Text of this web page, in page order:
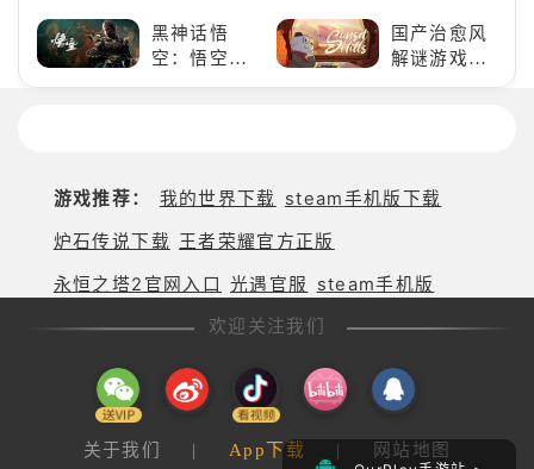
荐：体验沉
浸式解谜，
拾取遗失的
游戏，休闲
娱乐尽在手
中！
黑神话悟
空：悟空携
万钧之力归
国产治愈风
解谜游戏
《落日山
游戏推荐： 我的世界下载 steam手机版下载
炉石传说下载 王者荣耀官方正版
永恒之塔2官网入口 光遇官服
steam手机版
欢迎关注我们
关于我们 | App下载 | 网站地图